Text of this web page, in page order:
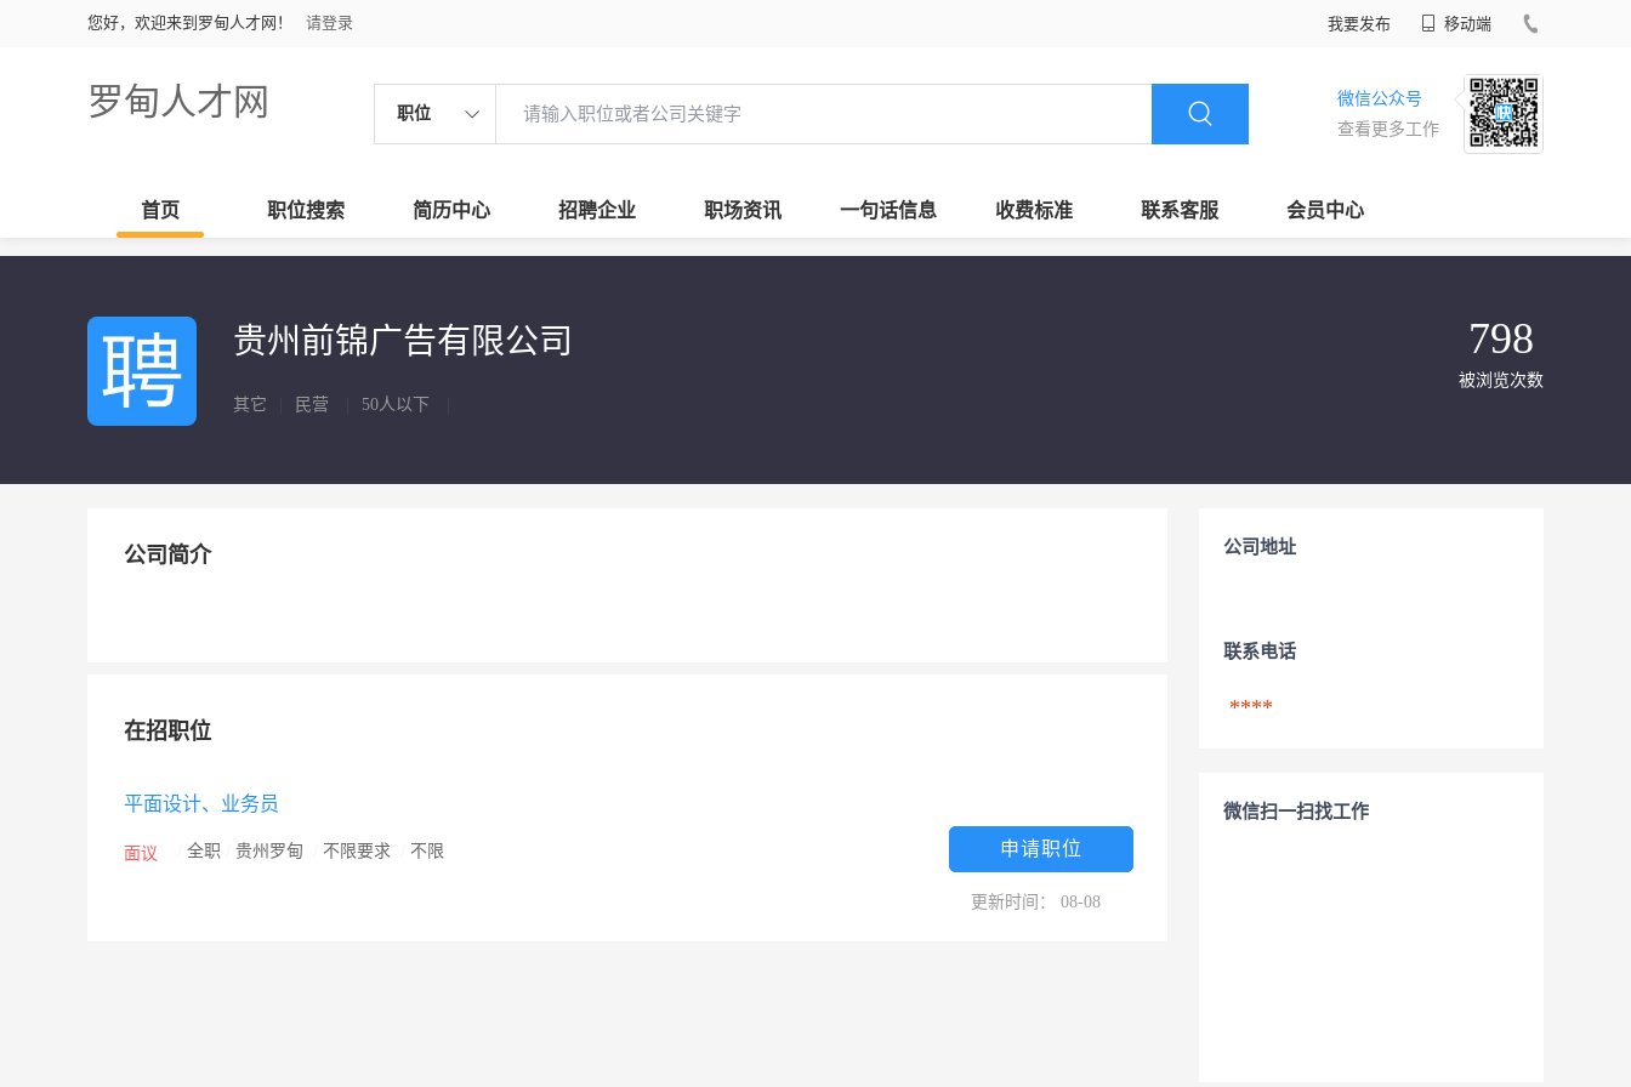
您好，欢迎来到罗甸人才网！ 请登录 我要发布 移动端
罗甸人才网 职位
微信公众号
查看更多工作
首页 职位搜索 简历中心 招聘企业 职场资讯 一句话信息 收费标准 联系客服 会员中心
贵州前锦广告有限公司
其它 民营 50人以下
798
被浏览次数
公司简介
在招职位
平面设计、业务员
面议 全职 贵州罗甸 不限要求 不限 申请职位
更新时间： 08-08
公司地址
联系电话
****
微信扫一扫找工作